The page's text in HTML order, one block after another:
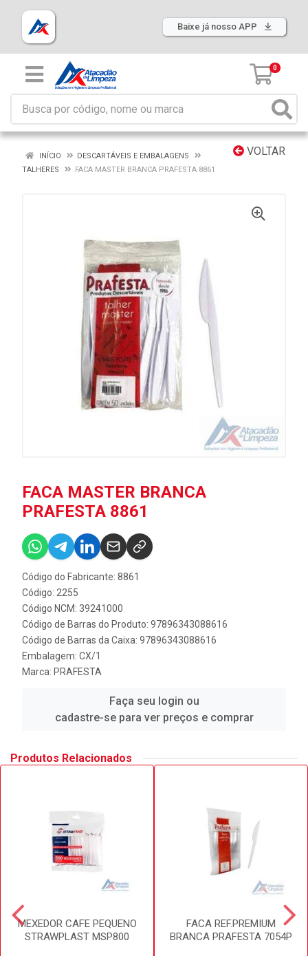
Baixe já nosso APP
0
VOLTAR
INÍCIO
DESCARTÁVEIS E EMBALAGENS
TALHERES
FACA MASTER BRANCA PRAFESTA 8861
FACA MASTER BRANCA
PRAFESTA 8861
Código do Fabricante: 8861
Código: 2255
Código NCM: 39241000
Código de Barras do Produto: 97896343088616
Código de Barras da Caixa: 97896343088616
Embalagem: CX/1
Marca: PRAFESTA
Faça seu login ou
cadastre-se para ver preços e comprar
Produtos Relacionados
MEXEDOR CAFE PEQUENO
STRAWPLAST MSP800
FACA REF.PREMIUM
BRANCA PRAFESTA 7054P